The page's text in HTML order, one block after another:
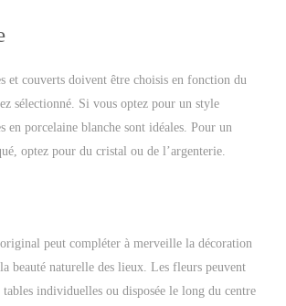
et couverts doivent être choisis en fonction du
sélectionné. Si vous optez pour un style
en porcelaine blanche sont idéales. Pour un
optez pour du cristal ou de l’argenterie.
peut compléter à merveille la décoration
beauté naturelle des lieux. Les fleurs peuvent
tables individuelles ou disposée le long du centre